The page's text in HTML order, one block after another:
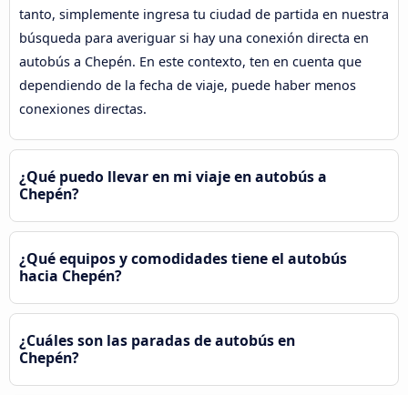
tanto, simplemente ingresa tu ciudad de partida en nuestra
búsqueda para averiguar si hay una conexión directa en
autobús a Chepén. En este contexto, ten en cuenta que
dependiendo de la fecha de viaje, puede haber menos
conexiones directas.
¿Qué puedo llevar en mi viaje en autobús a
Chepén?
¿Qué equipos y comodidades tiene el autobús
hacia Chepén?
¿Cuáles son las paradas de autobús en
Chepén?